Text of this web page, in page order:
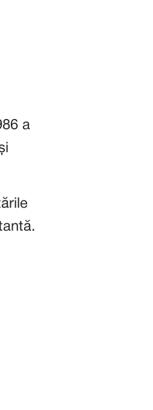
a